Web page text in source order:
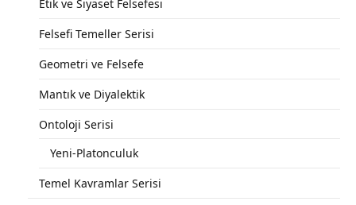
Etik ve Siyaset Felsefesi
Felsefi Temeller Serisi
Geometri ve Felsefe
Mantık ve Diyalektik
Ontoloji Serisi
Yeni-Platonculuk
Temel Kavramlar Serisi